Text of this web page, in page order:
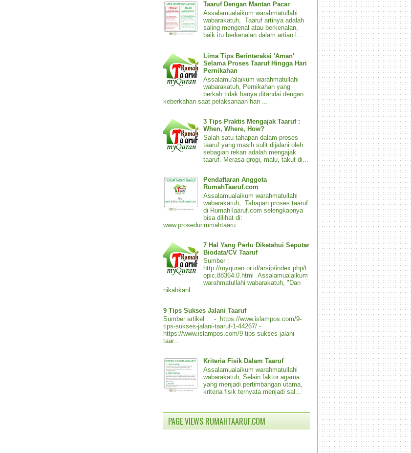
Taaruf Dengan Mantan Pacar
Assalamualaikum warahmatullahi
wabarakatuh, Taaruf artinya adalah
saling mengenal atau berkenalan,
baik itu berkenalan dalam artian l...
Lima Tips Berinteraksi 'Aman'
Selama Proses Taaruf Hingga Hari
Pernikahan
Assalamu'alaikum warahmatullahi
wabarakatuh, Pernikahan yang
berkah tidak hanya ditandai dengan
keberkahan saat pelaksanaan hari ...
3 Tips Praktis Mengajak Taaruf :
When, Where, How?
Salah satu tahapan dalam proses
taaruf yang masih sulit dijalani oleh
sebagian rekan adalah mengajak
taaruf. Merasa grogi, malu, takut di...
Pendaftaran Anggota
RumahTaaruf.com
Assalamualaikum warahmatullahi
wabarakatuh, Tahapan proses taaruf
di RumahTaaruf.com selengkapnya
bisa dilihat di:
www.prosedur.rumahtaaru...
7 Hal Yang Perlu Diketahui Seputar
Biodata/CV Taaruf
Sumber :
http://myquran.or.id/arsip/index.php/t
opic,88364.0.html Assalamualaikum
warahmatullahi wabarakatuh, "Dan
nikahkanl...
9 Tips Sukses Jalani Taaruf
Sumber artikel : - https://www.islampos.com/9-
tips-sukses-jalani-taaruf-1-44267/ -
https://www.islampos.com/9-tips-sukses-jalani-
taar...
Kriteria Fisik Dalam Taaruf
Assalamualaikum warahmatullahi
wabarakatuh, Selain faktor agama
yang menjadi pertimbangan utama,
kriteria fisik ternyata menjadi sal...
PAGE VIEWS RUMAHTAARUF.COM